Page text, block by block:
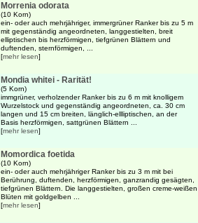
Morrenia odorata
(10 Korn)
ein- oder auch mehrjähriger, immergrüner Ranker bis zu 5 m
mit gegenständig angeordneten, langgestielten, breit
elliptischen bis herzförmigen, tiefgrünen Blättern und
duftenden, sternförmigen, ...
[mehr lesen]
Mondia whitei - Rarität!
(5 Korn)
immgrüner, verholzender Ranker bis zu 6 m mit knolligem
Wurzelstock und gegenständig angeordneten, ca. 30 cm
langen und 15 cm breiten, länglich-ellliptischen, an der
Basis herzförmigen, sattgrünen Blättern ...
[mehr lesen]
Momordica foetida
(10 Korn)
ein- oder auch mehrjähriger Ranker bis zu 3 m mit bei
Berührung, duftenden, herzförmigen, ganzrandig gesägten,
tiefgrünen Blättern. Die langgestielten, großen creme-weißen
Blüten mit goldgelben ...
[mehr lesen]